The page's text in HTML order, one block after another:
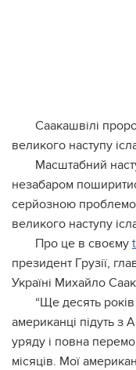
Саакашвілі
великого наступу
Масштабний
незабаром
серйозною
великого наступу
Про це в своєму
президент Грузії,
Україні Михайло
“Ще десять
американці підуть з
уряду і повна
місяців. Мої